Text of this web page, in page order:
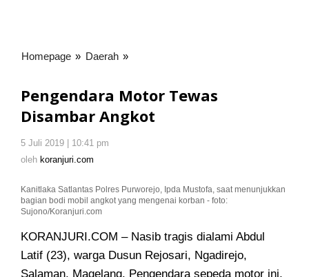
Homepage » Daerah »
Disambar
Angkot
Pengendara Motor Tewas
Disambar Angkot
5 Juli 2019 | 10:41 pm
oleh koranjuri.com
Kanitlaka Satlantas Polres Purworejo, Ipda Mustofa, saat menunjukkan
bagian bodi mobil angkot yang mengenai korban - foto:
Sujono/Koranjuri.com
KORANJURI.COM – Nasib tragis dialami Abdul
Latif (23), warga Dusun Rejosari, Ngadirejo,
Salaman, Magelang. Pengendara sepeda motor ini,